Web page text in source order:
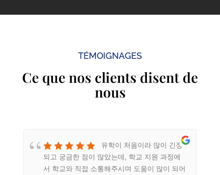
TÉMOIGNAGES
Ce que nos clients disent de
nous
유학이 처음이라 많이 긴장
되고 궁금한 점이 많았는데, 학교 지원 과정에
서 학교와 직접 소통해주시며 도움이 많이 되어